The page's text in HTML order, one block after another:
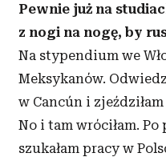
Pewnie już na
z nogi na nogę, by
Na stypendium we
Meksykanów.
w Cancún i
No i tam wróciłam.
szukałam pracy w